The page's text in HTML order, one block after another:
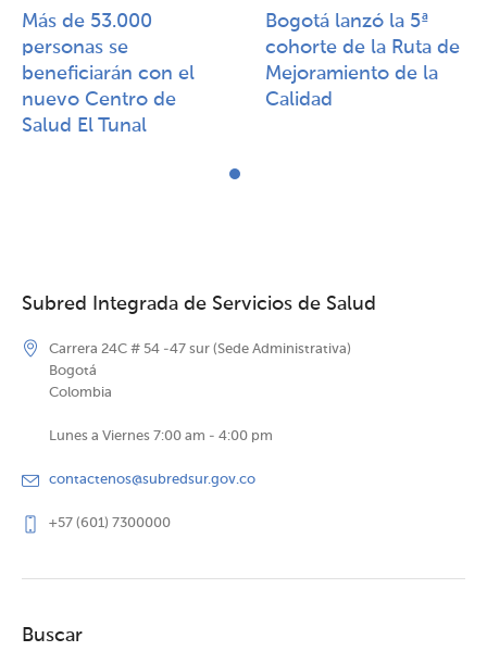
Más de 53.000
personas se
beneficiarán con el
nuevo Centro de
Salud El Tunal
Bogotá lanzó la 5ª
cohorte de la Ruta de
Mejoramiento de la
Calidad​​
Subred Integrada de Servicios de Salud
Carrera 24C # 54 -47 sur (Sede Administrativa)
Bogotá
Colombia
Lunes a Viernes 7:00 am - 4:00 pm
contactenos@subredsur.gov.co
+57 (601) 7300000
Buscar